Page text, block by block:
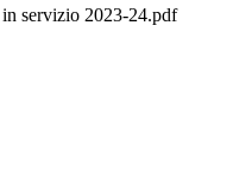
servizio 2023-24.pdf